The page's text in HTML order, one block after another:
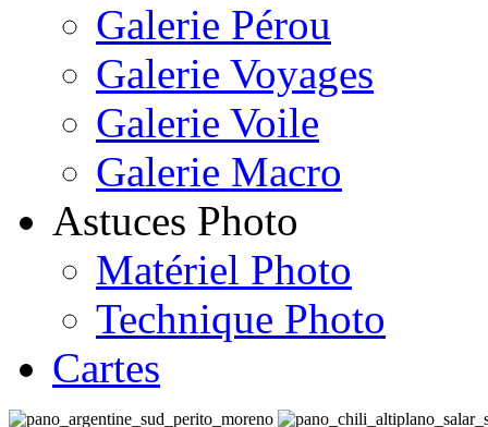
Galerie Pérou
Galerie Voyages
Galerie Voile
Galerie Macro
Astuces Photo
Matériel Photo
Technique Photo
Cartes